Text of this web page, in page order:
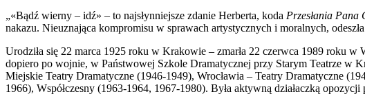
„«Bądź wierny – idź» – to najsłynniejsze zdanie Herberta, koda Przesłania Pana
nakazu. Nieuznająca kompromisu w sprawach artystycznych i moralnych,
Urodziła się 22 marca 1925 roku w Krakowie – zmarła 22 czerwca 1989 roku w
dopiero po wojnie, w Państwowej Szkole Dramatycznej przy Starym Teatrze w
Miejskie Teatry Dramatyczne (1946-1949), Wrocławia – Teatry Dramatyczne
1966), Współczesny (1963-1964, 1967-1980). Była aktywną działaczką